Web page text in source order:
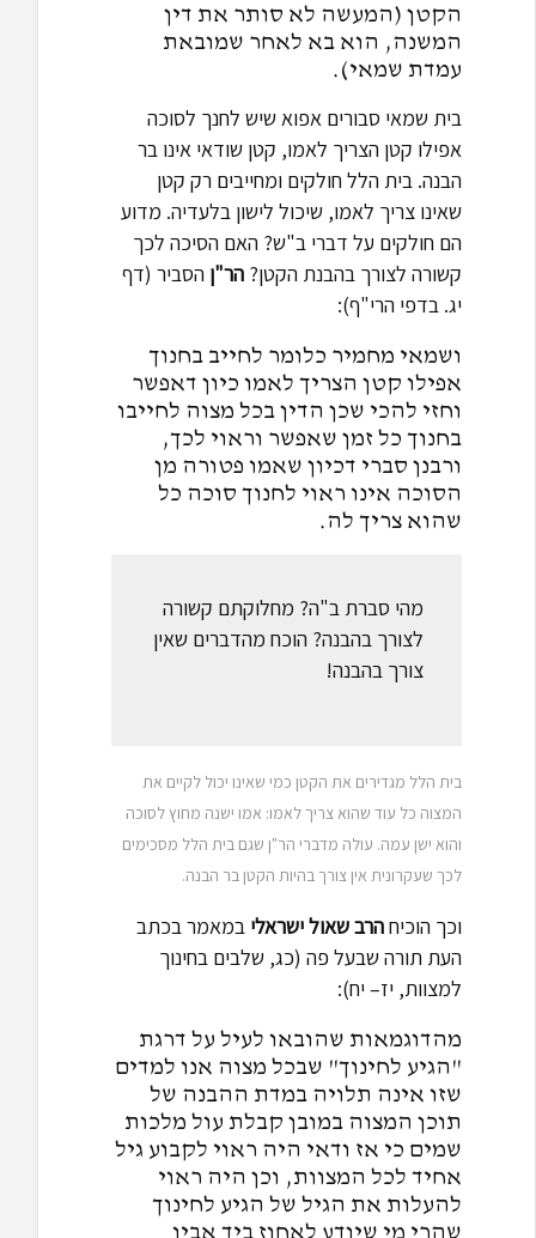
הקטן (המעשה לא סותר את דין
המשנה, הוא בא לאחר שמובאת
עמדת שמאי).
בית שמאי סבורים אפוא שיש לחנך לסוכה
אפילו קטן הצריך לאמו, קטן שודאי אינו בר
הבנה. בית הלל חולקים ומחייבים רק קטן
שאינו צריך לאמו, שיכול לישון בלעדיה. מדוע
הם חולקים על דברי ב"ש? האם הסיכה לכך
קשורה לצורך בהבנת הקטן?הר"ן הסביר (דף
יג. בדפי הרי"ף):
ושמאי מחמיר כלומר לחייב בחנוך
אפילו קטן הצריך לאמו כיון דאפשר
וחזי להכי שכן הדין בכל מצוה לחייבו
בחנוך כל זמן שאפשר וראוי לכך,
ורבנן סברי דכיון שאמו פטורה מן
הסוכה אינו ראוי לחנוך סוכה כל
שהוא צריך לה.
מהי סברת ב"ה? מחלוקתם קשורה
לצורך בהבנה? הוכח מהדברים שאין
צורך בהבנה!
בית הלל מגדירים את הקטן כמי שאינו יכול לקיים את
המצוה כל עוד שהוא צריך לאמו: אמו ישנה מחוץ לסוכה
והוא ישן עמה. עולה מדברי הר"ן שגם בית הלל מסכימים
לכך שעקרונית אין צורך בהיות הקטן בר הבנה.
וכך הוכיחהרב שאול ישראלי במאמר בכתב
העת תורה שבעל פה (כג, שלבים בחינוך
למצוות, יז– יח):
מהדוגמאות שהובאו לעיל על דרגת
"הגיע לחינוך" שבכל מצוה אנו למדים
שזו אינה תלויה במדת ההבנה של
תוכן המצוה במובן קבלת עול מלכות
שמים כי אז ודאי היה ראוי לקבוע גיל
אחיד לכל המצוות, וכן היה ראוי
להעלות את הגיל של הגיע לחינוך
שהרי מי שיודע לאחוז ביד אביו